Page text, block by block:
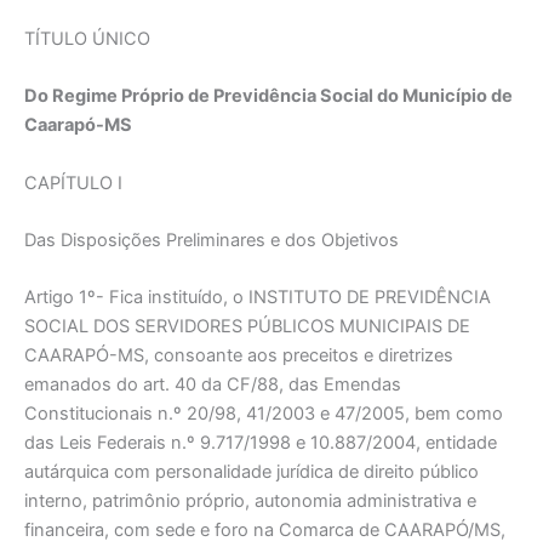
TÍTULO ÚNICO
Do Regime Próprio de Previdência Social do Município de
Caarapó-MS
CAPÍTULO I
Das Disposições Preliminares e dos Objetivos
Artigo 1º- Fica instituído, o INSTITUTO DE PREVIDÊNCIA
SOCIAL DOS SERVIDORES PÚBLICOS MUNICIPAIS DE
CAARAPÓ-MS, consoante aos preceitos e diretrizes
emanados do art. 40 da CF/88, das Emendas
Constitucionais n.º 20/98, 41/2003 e 47/2005, bem como
das Leis Federais n.º 9.717/1998 e 10.887/2004, entidade
autárquica com personalidade jurídica de direito público
interno, patrimônio próprio, autonomia administrativa e
financeira, com sede e foro na Comarca de CAARAPÓ/MS,